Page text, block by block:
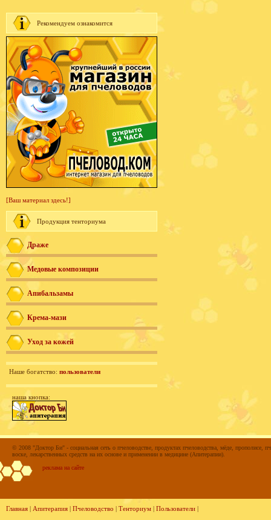
Рекомендуем ознакомится
[Ваш материал здесь!]
Продукция тенториума
Драже
Медовые композиции
Апибальзамы
Крема-мази
Уход за кожей
Наше богатство: пользователи
наша кнопка:
© 2008 "Доктор Би" - социальная сеть о пчеловодстве, продуктах пчеловодства, мёде, прополисе,
воске, лекарственных средств на их основе и применении в медицине (Апитерапии).
реклама на сайте
Главная | Апитерапия | Пчеловодство | Тенториум | Пользователи |